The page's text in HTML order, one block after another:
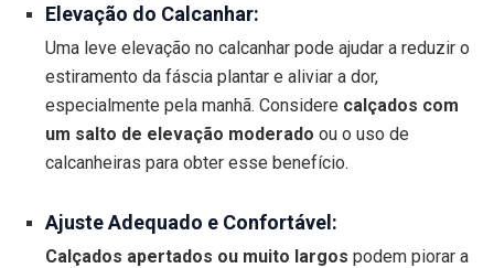
Elevação do Calcanhar:
Uma leve elevação no calcanhar pode ajudar a reduzir o
estiramento da fáscia plantar e aliviar a dor,
especialmente pela manhã. Considere calçados com
um salto de elevação moderado ou o uso de
calcanheiras para obter esse benefício.
Ajuste Adequado e Confortável:
Calçados apertados ou muito largos podem piorar a